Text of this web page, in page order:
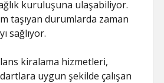
kuruluşuna ulaşabiliyor.
taşıyan durumlarda zaman
sağlıyor.
kiralama hizmetleri,
uygun şekilde çalışan